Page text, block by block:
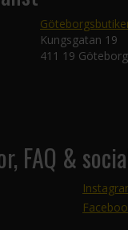
Kungsgatan 19
411 19 Göteborg
FAQ &